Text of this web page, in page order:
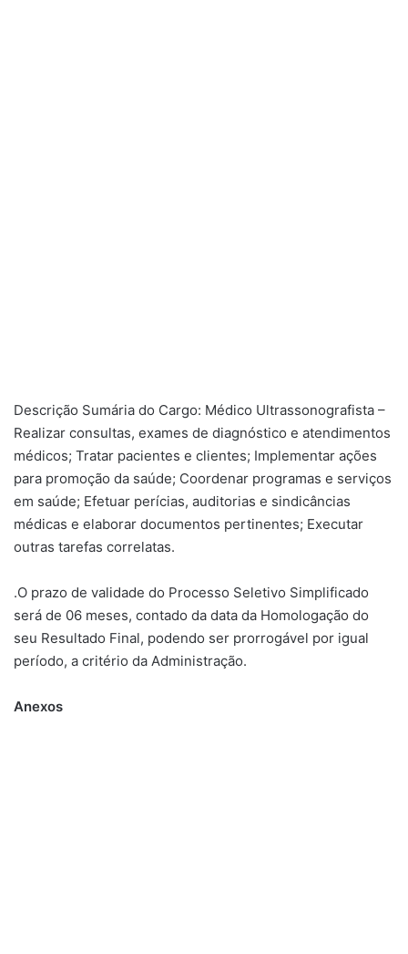
Descrição Sumária do Cargo: Médico Ultrassonografista –
Realizar consultas, exames de diagnóstico e atendimentos
médicos; Tratar pacientes e clientes; Implementar ações
para promoção da saúde; Coordenar programas e serviços
em saúde; Efetuar perícias, auditorias e sindicâncias
médicas e elaborar documentos pertinentes; Executar
outras tarefas correlatas.
.O prazo de validade do Processo Seletivo Simplificado
será de 06 meses, contado da data da Homologação do
seu Resultado Final, podendo ser prorrogável por igual
período, a critério da Administração.
Anexos